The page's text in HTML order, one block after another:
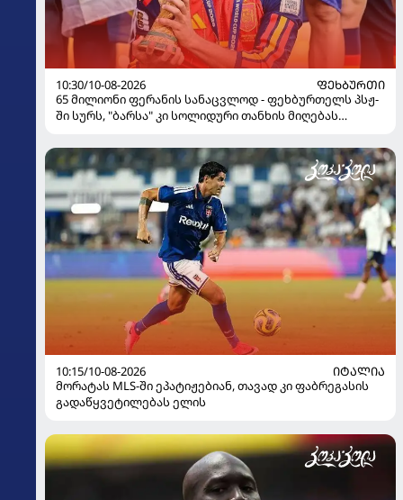
10:30/10-08-2026
ᲤᲔᲮᲑᲣᲠᲗᲘ
65 მილიონი ფერანის სანაცვლოდ - ფეხბურთელს პსჟ-
ში სურს, "ბარსა" კი სოლიდური თანხის მიღებას
10:15/10-08-2026
ᲘᲢᲐᲚᲘᲐ
მორატას MLS-ში ეპატიჟებიან, თავად კი ფაბრეგასის
გადაწყვეტილებას ელის